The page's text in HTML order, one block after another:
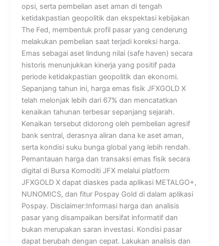
opsi, serta pembelian aset aman di tengah
ketidakpastian geopolitik dan ekspektasi kebijakan
The Fed, membentuk profil pasar yang cenderung
melakukan pembelian saat terjadi koreksi harga.
Emas sebagai aset lindung nilai (safe haven) secara
historis menunjukkan kinerja yang positif pada
periode ketidakpastian geopolitik dan ekonomi.
Sepanjang tahun ini, harga emas fisik JFXGOLD X
telah melonjak lebih dari 67% dan mencatatkan
kenaikan tahunan terbesar sepanjang sejarah.
Kenaikan tersebut didorong oleh pembelian agresif
bank sentral, derasnya aliran dana ke aset aman,
serta kondisi suku bunga global yang lebih rendah.
Pemantauan harga dan transaksi emas fisik secara
digital di Bursa Komoditi JFX melalui platform
JFXGOLD X dapat diaskes pada aplikasi METALGO+,
NUNOMICS, dan fitur Pospay Gold di dalam aplikasi
Pospay. Disclaimer:Informasi harga dan analisis
pasar yang disampaikan bersifat informatif dan
bukan merupakan saran investasi. Kondisi pasar
dapat berubah dengan cepat. Lakukan analisis dan